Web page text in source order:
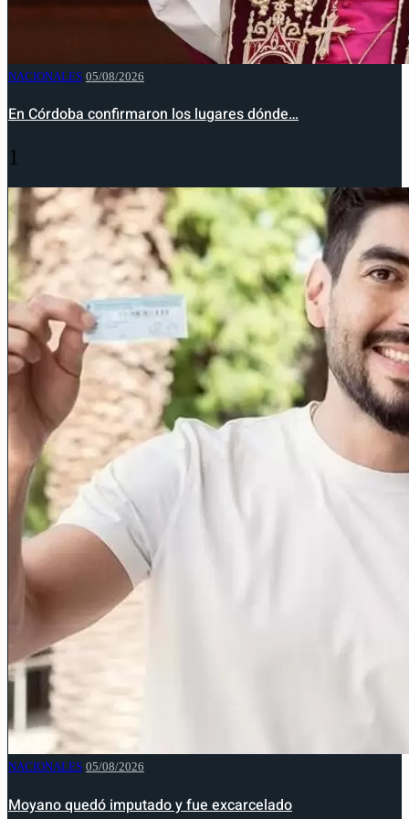
NACIONALES 05/08/2026
En Córdoba confirmaron los lugares dónde…
1
NACIONALES 05/08/2026
Moyano quedó imputado y fue excarcelado